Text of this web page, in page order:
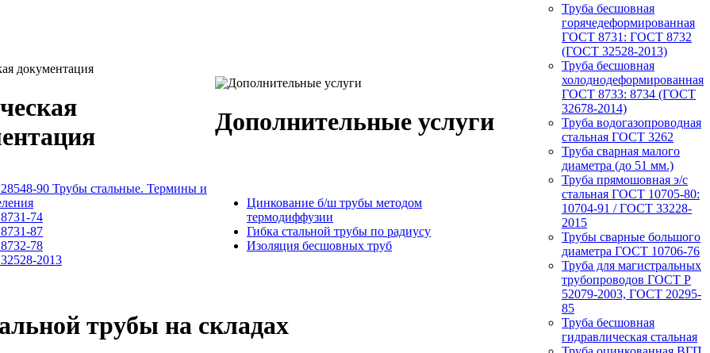
Дополнительные услуги
90 Трубы стальные. Термины и
74
87
78
2013
Цинкование б/ш трубы методом
термодиффузии
Гибка стальной трубы по радиусу
Изоляция бесшовных труб
трубы на складах
Труба бесшовная
горячедеформированная
ГОСТ 8731: ГОСТ 8732
(ГОСТ 32528-2013)
Труба бесшовная
холоднодеформированная
ГОСТ 8733: 8734 (ГОСТ
32678-2014)
Труба водогазопроводная
стальная ГОСТ 3262
Труба сварная малого
диаметра (до 51 мм.)
Труба прямошовная э/с
стальная ГОСТ 10705-80:
10704-91 / ГОСТ 33228-
2015
Трубы сварные большого
диаметра ГОСТ 10706-76
Труба для магистральных
трубопроводов ГОСТ Р
52079-2003, ГОСТ 20295-
85
Труба бесшовная
гидравлическая стальная